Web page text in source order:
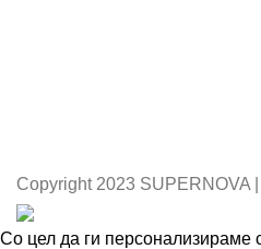
Copyright 2023 SUPERNOVA
Со цел да ги персонализираме